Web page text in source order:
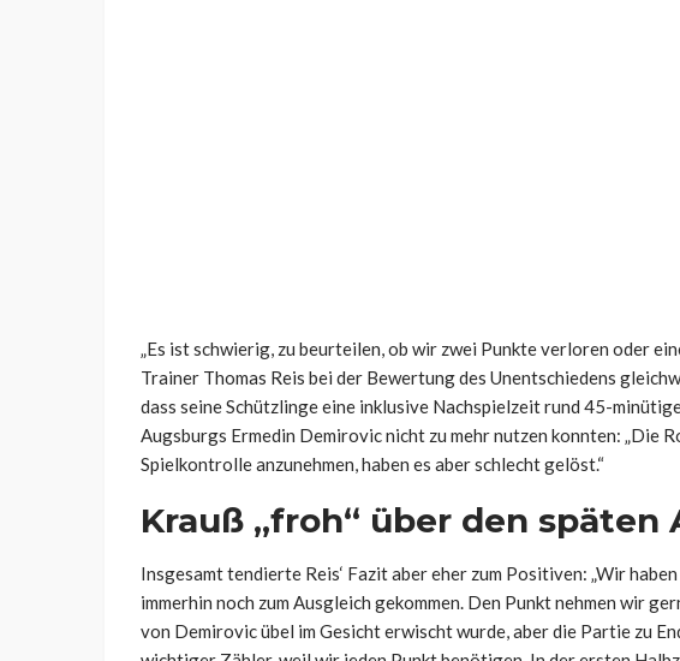
„Es ist schwierig, zu beurteilen, ob wir zwei Punkte verloren oder
Trainer Thomas Reis bei der Bewertung des Unentschiedens
dass seine Schützlinge eine inklusive Nachspielzeit rund 45-
Augsburgs Ermedin Demirovic nicht zu mehr nutzen konnten: „Die
Spielkontrolle anzunehmen, haben es aber schlecht gelöst.“
Krauß „froh“ über den späten
Insgesamt tendierte Reis‘ Fazit aber eher zum Positiven: „Wir
immerhin noch zum Ausgleich gekommen. Den Punkt nehmen wir
von Demirovic übel im Gesicht erwischt wurde, aber die Partie zu